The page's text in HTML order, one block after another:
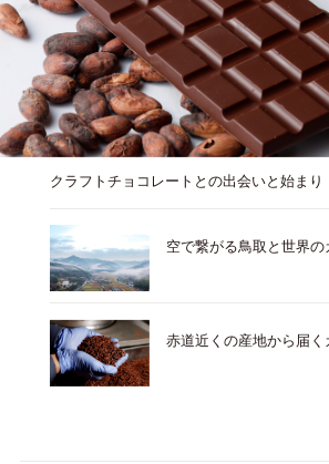
クラフトチョコレートとの出会いと始まり
空で繋がる鳥取と世界の
赤道近くの産地から届く